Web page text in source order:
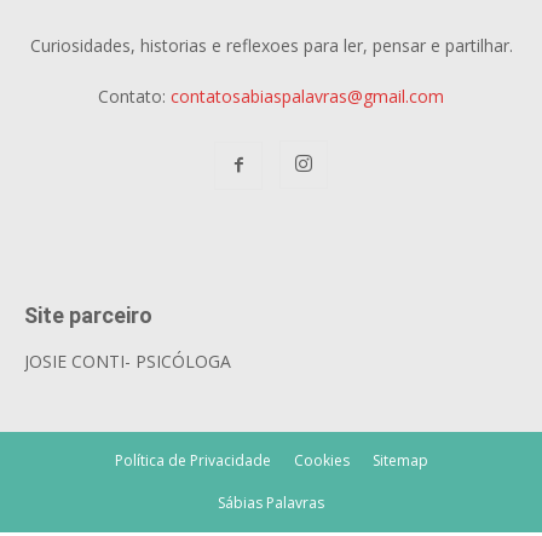
Curiosidades, historias e reflexoes para ler, pensar e partilhar.
Contato: contatosabiaspalavras@gmail.com
Site parceiro
JOSIE CONTI- PSICÓLOGA
Política de Privacidade Cookies Sitemap
Sábias Palavras